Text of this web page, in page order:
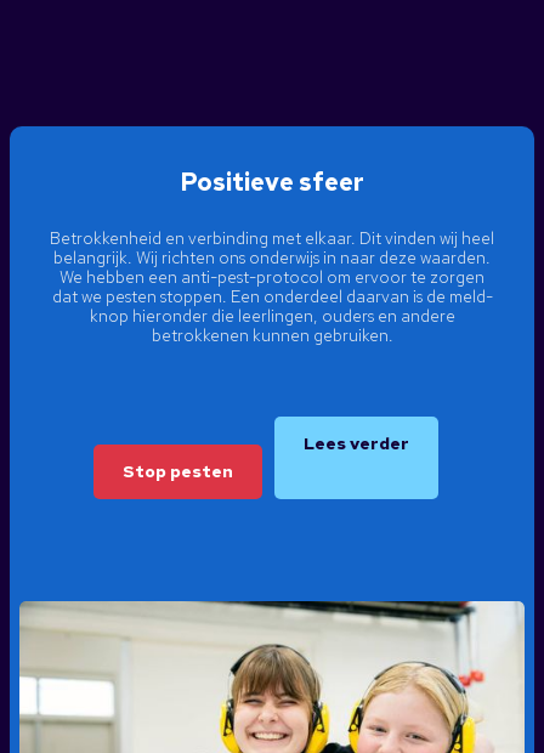
Positieve sfeer
Betrokkenheid en verbinding met elkaar. Dit vinden wij heel
belangrijk. Wij richten ons onderwijs in naar deze waarden.
We hebben een anti-pest-protocol om ervoor te zorgen
dat we pesten stoppen. Een onderdeel daarvan is de meld-
knop hieronder die leerlingen, ouders en andere
betrokkenen kunnen gebruiken.
Stop pesten
Lees verder